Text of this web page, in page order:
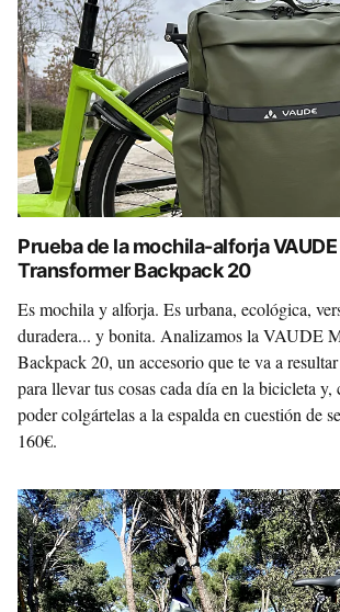
Prueba de la mochila-alforja
Transformer Backpack 20
Es mochila y alforja. Es urbana, ecológica,
duradera... y bonita. Analizamos la VAUDE
Backpack 20, un accesorio que te va a
para llevar tus cosas cada día en la bicicleta y,
poder colgártelas a la espalda en cuestión de
160€.